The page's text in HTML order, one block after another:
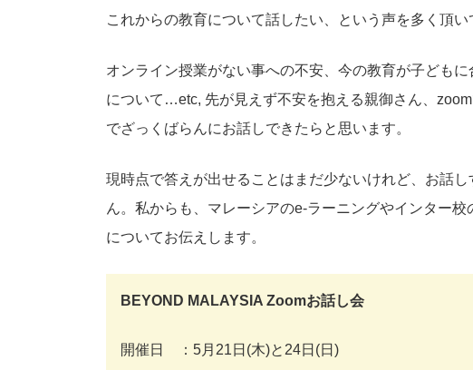
これからの教育について話したい、という声を多く頂い
オンライン授業がない事への不安、今の教育が子ども
について…etc, 先が見えず不安を抱える親御さん、
でざっくばらんにお話しできたらと思います。
現時点で答えが出せることはまだ少ないけれど、お話
ん。私からも、マレーシアのe-ラーニングやインター
についてお伝えします。
BEYOND MALAYSIA Zoomお話し会
開催日 ：5月21日(木)と24日(日)